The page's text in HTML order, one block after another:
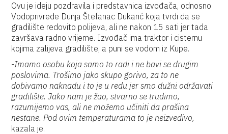
Ovu je ideju pozdravila i predstavnica izvođača, odnosno
Vodoprivrede Dunja Štefanac Dukarić koja tvrdi da se
gradilište redovito polijeva, ali ne nakon 15 sati jer tada
završava radno vrijeme. Izvođač ima traktor i cisternu
kojima zalijeva gradilište, a puni se vodom iz Kupe.
-Imamo osobu koja samo to radi i ne bavi se drugim
poslovima. Trošimo jako skupo gorivo, za to ne
dobivamo naknadu i to je u redu jer smo dužni održavati
gradilište. Jako nam je žao, stvarno se trudimo,
razumijemo vas, ali ne možemo učiniti da prašina
nestane. Pod ovim temperaturama to je neizvedivo,
kazala je.